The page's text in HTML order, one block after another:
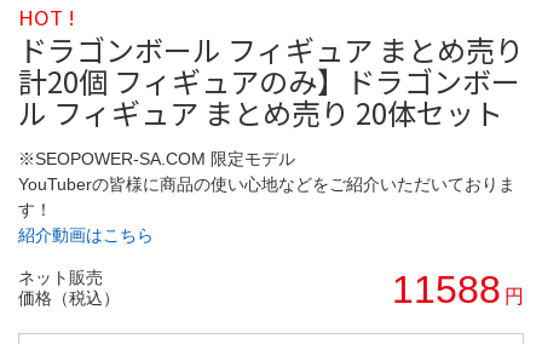
HOT !
ドラゴンボール フィギュア まとめ売り
計20個 フィギュアのみ】ドラゴンボー
ル フィギュア まとめ売り 20体セット
※SEOPOWER-SA.COM 限定モデル
YouTuberの皆様に商品の使い心地などをご紹介いただいておりま
す！
紹介動画はこちら
ネット販売
価格（税込）
11588 円